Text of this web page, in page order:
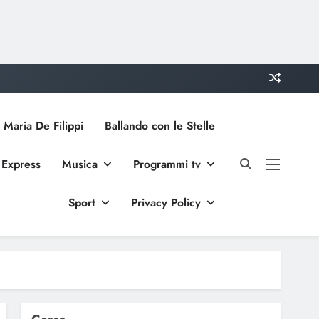
De Filippi Ballando con le Stelle
Musica Programmi tv
Sport Privacy Policy